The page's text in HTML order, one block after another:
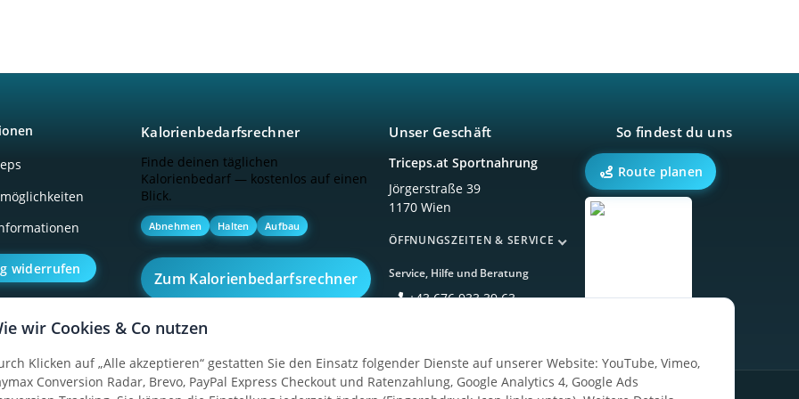
wir Cookies & Co nutzen
Klicken auf „Alle akzeptieren“ gestatten Sie den Einsatz folgender Dienste auf unserer Website: YouTube, Vimeo,
Conversion Radar, Brevo, PayPal Express Checkout und Ratenzahlung, Google Analytics 4, Google Ads
widerrufen
Kalorienbedarfsrechner
Finde deinen täglichen
Kalorienbedarf — kostenlos auf einen
Blick.
Abnehmen Halten Aufbau
Zum Kalorienbedarfsrechner
Unser Geschäft
Triceps.at Sportnahrung
Jörgerstraße 39
1170 Wien
ÖFFNUNGSZEITEN & SERVICE
Service, Hilfe und Beratung
+43 676 933 39 63
So findest du uns
Route planen
Datenschutz ·Widerrufsrecht· AGB·Impressum·Sitemap